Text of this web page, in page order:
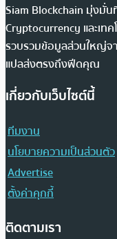
Siam Blockchain มุ่งมั่น
Cryptocurrency และเท
รวบรวมข้อมูลส่วนใหญ่จา
แปลส่งตรงถึงฟีดคุณ
เกี่ยวกับเว็บไซต์นี้
ทีมงาน
นโยบายความเป็นส่วนตัว
Advertise
ตั้งค่าคุกกี้
ติดตามเรา